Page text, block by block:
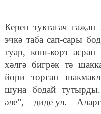
Кереп туктагач
эчкә таба сап-сары
туар, кош-корт
хәлгә бигрәк тә
йөри торган
шуңа бодай
әле”, – диде ул. –